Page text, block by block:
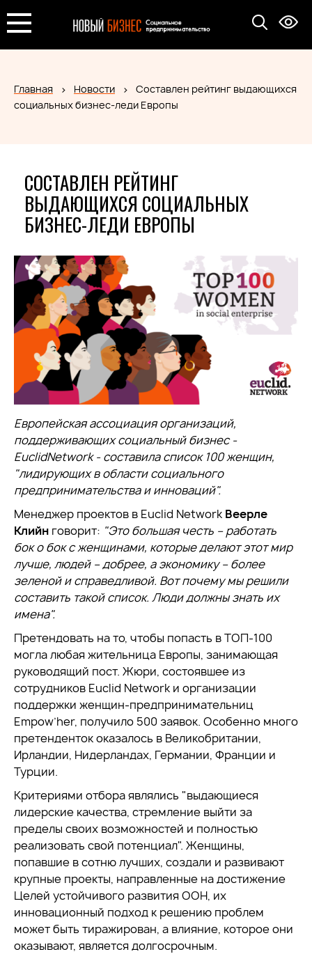
Главная Новости
Составлен рейтинг выдающихся
социальных бизнес-леди Европы
СОСТАВЛЕН РЕЙТИНГ
ВЫДАЮЩИХСЯ СОЦИАЛЬНЫХ
БИЗНЕС-ЛЕДИ ЕВРОПЫ
Европейская ассоциация организаций,
поддерживающих социальный бизнес -
EuclidNetwork - составила список 100 женщин,
"лидирующих в области социального
предпринимательства и инноваций".
Менеджер проектов в Euclid Network Веерле
Клийн говорит: "Это большая честь – работать
бок о бок с женщинами, которые делают этот мир
лучше, людей – добрее, а экономику – более
зеленой и справедливой. Вот почему мы решили
составить такой список. Люди должны знать их
имена".
Претендовать на то, чтобы попасть в ТОП-100
могла любая жительница Европы, занимающая
руководящий пост. Жюри, состоявшее из
сотрудников Euclid Network и организации
поддержки женщин-предпринимательниц
Empow’her, получило 500 заявок. Особенно много
претенденток оказалось в Великобритании,
Ирландии, Нидерландах, Германии, Франции и
Турции.
Критериями отбора являлись "выдающиеся
лидерские качества, стремление выйти за
пределы своих возможностей и полностью
реализовать свой потенциал". Женщины,
попавшие в сотню лучших, создали и развивают
крупные проекты, направленные на достижение
Целей устойчивого развития ООН, их
инновационный подход к решению проблем
может быть тиражирован, а влияние, которое они
оказывают, является долгосрочным.